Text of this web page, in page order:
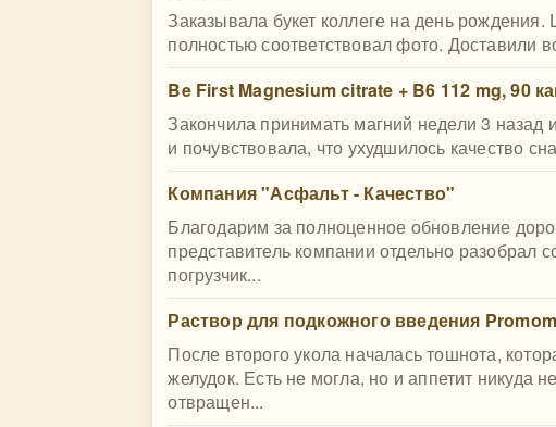
Заказывала букет коллеге на день
полностью соответствовал фото. Доставили
Be First Magnesium citrate + B6 112 mg, 90
Закончила принимать магний недели 3
и почувствовала, что ухудшилось качество
Компания "Асфальт - Качество"
Благодарим за полноценное обновление
представитель компании отдельно разобрал
погрузчик...
Раствор для подкожного введения
После второго укола началась тошнота,
желудок. Есть не могла, но и аппетит никуда
отвращен...